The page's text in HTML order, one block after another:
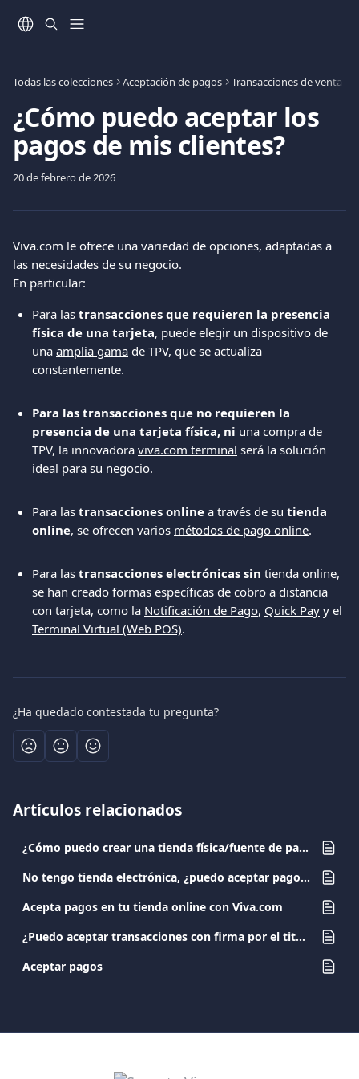
Todas las colecciones Aceptación de pagos Transacciones de venta
¿Cómo puedo aceptar los
pagos de mis clientes?
20 de febrero de 2026
Viva.com le ofrece una variedad de opciones, adaptadas a
las necesidades de su negocio.
En particular:
Para las transacciones que requieren la presencia
física de una tarjeta, puede elegir un dispositivo de
una amplia gama de TPV, que se actualiza
constantemente.
Para las transacciones que no requieren la
presencia de una tarjeta física, ni una compra de
TPV, la innovadora viva.com terminal será la solución
ideal para su negocio.
Para las transacciones online a través de su tienda
online, se ofrecen varios métodos de pago online.
Para las transacciones electrónicas sin tienda online,
se han creado formas específicas de cobro a distancia
con tarjeta, como la Notificación de Pago, Quick Pay y el
Terminal Virtual (Web POS).
¿Ha quedado contestada tu pregunta?
Artículos relacionados
¿Cómo puedo crear una tienda física/fuente de pago?
No tengo tienda electrónica, ¿puedo aceptar pagos con tarjeta?
Acepta pagos en tu tienda online con Viva.com
¿Puedo aceptar transacciones con firma por el titular de la tarjeta en el ticket?
Aceptar pagos